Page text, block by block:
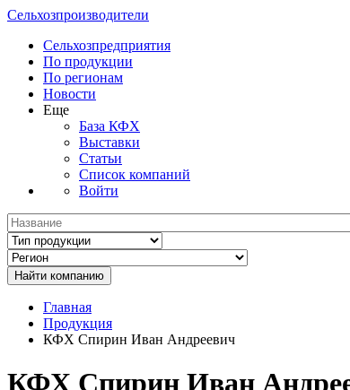
Сельхозпроизводители
Сельхозпредприятия
По продукции
По регионам
Новости
Еще
База КФХ
Выставки
Статьи
Список компаний
Войти
Главная
Продукция
КФХ Спирин Иван Андреевич
КФХ Спирин Иван